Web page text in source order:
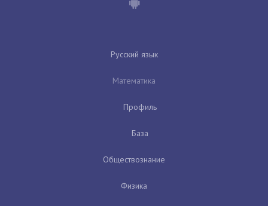
Русский язык
Математика
Профиль
База
Обществознание
Физика